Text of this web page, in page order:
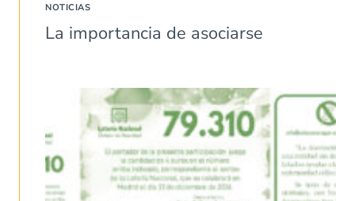
NOTICIAS
La importancia de asociarse